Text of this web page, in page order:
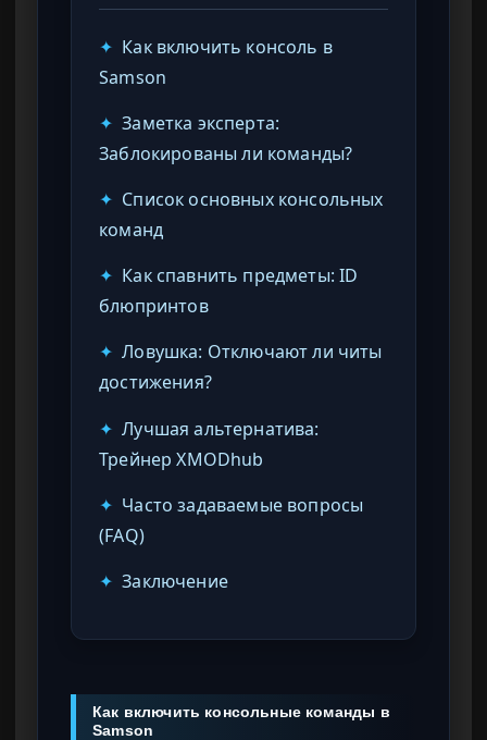
✦ Как включить консоль в
Samson
✦ Заметка эксперта:
Заблокированы ли команды?
✦ Список основных консольных
команд
✦ Как спавнить предметы: ID
блюпринтов
✦ Ловушка: Отключают ли читы
достижения?
✦ Лучшая альтернатива:
Трейнер XMODhub
✦ Часто задаваемые вопросы
(FAQ)
✦ Заключение
Как включить консольные команды в
Samson